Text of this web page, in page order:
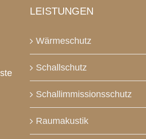
LEISTUNGEN
Wärmeschutz
Schallschutz
Schallimmissionsschutz
Raumakustik